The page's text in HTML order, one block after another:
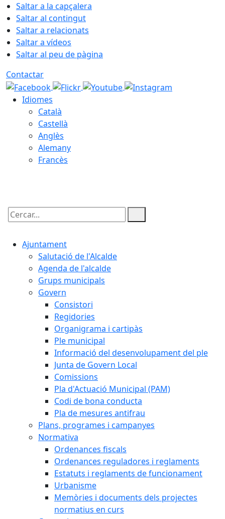
Saltar a la capçalera
Saltar al contingut
Saltar a relacionats
Saltar a vídeos
Saltar al peu de pàgina
Contactar
Idiomes
Català
Castellà
Anglès
Alemany
Francès
Cercar:
Ajuntament
Salutació de l'Alcalde
Agenda de l'alcalde
Grups municipals
Govern
Consistori
Regidories
Organigrama i cartipàs
Ple municipal
Informació del desenvolupament del ple
Junta de Govern Local
Comissions
Pla d'Actuació Municipal (PAM)
Codi de bona conducta
Pla de mesures antifrau
Plans, programes i campanyes
Normativa
Ordenances fiscals
Ordenances reguladores i reglaments
Estatuts i reglaments de funcionament
Urbanisme
Memòries i documents dels projectes
normatius en curs